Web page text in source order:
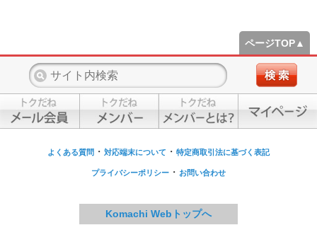
ページTOP▲
よくある質問 ・ 対応端末について ・ 特定商取引法に基づく表記
プライバシーポリシー ・ お問い合わせ
Komachi Webトップへ